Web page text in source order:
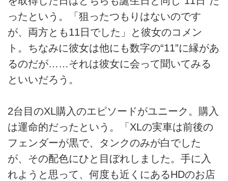
ったという。「狙ったつもりはないのです
が、両方とも11日でした」と彼女のコメン
ト。ちなみに彼女は他にも数字の“11”に縁があ
るのだが……それは彼女に会って聞いてみる
といいだろう。
2台目のXL購入のエピソードがユニーク。購入
は運命的だったという。「XLの実車は前後の
フェンダーが黒で、タンクのみが白でした
が、その配色にひと目ぼれしました。手に入
れようと思って、何度も近くにあるHDのお店